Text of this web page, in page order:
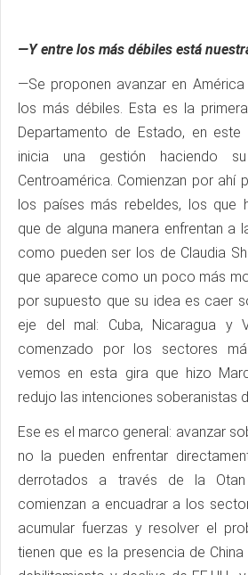
—Y entre los más débiles está
—Se proponen avanzar en
los más débiles. Esta es la
Departamento de Estado, en
inicia una gestión haciendo
Centroamérica. Comienzan por ahí
los países más rebeldes, los que
que de alguna manera enfrentan a
como pueden ser los de Claudia
que aparece como un poco más
por supuesto que su idea es caer
eje del mal: Cuba, Nicaragua y
comenzado por los sectores
vemos en esta gira que hizo
redujo las intenciones soberanistas
Ese es el marco general: avanzar
no la pueden enfrentar
derrotados a través de la Otan
comienzan a encuadrar a los
acumular fuerzas y resolver el
tienen que es la presencia de